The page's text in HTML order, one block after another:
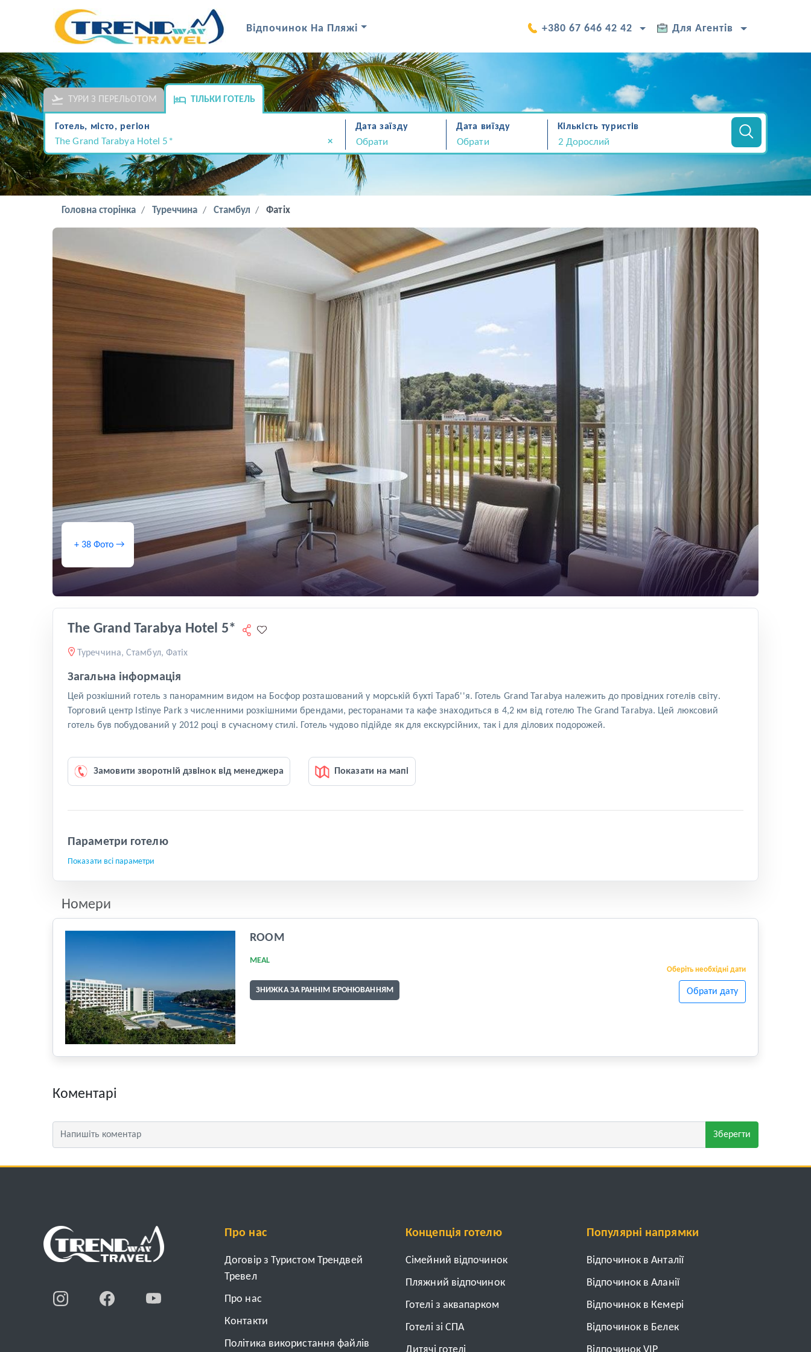
Відпочинок На Пляжі +380 67 646 42 42 Для Агентів
ТУРИ З ПЕРЕЛЬОТОМ ТІЛЬКИ ГОТЕЛЬ
Готель, місто, регіон
×
The Grand Tarabya Hotel 5*
Дата заїзду Дата виїзду Кількість туристів
Головна сторінка Туреччина Стамбул Фатіх
+ 38 Фото →
The Grand Tarabya Hotel 5*
Туреччина, Стамбул, Фатіх
Загальна інформація
Цей розкішний готель з панорамним видом на Босфор розташований у морській бухті Тараб''я. Готель Grand Tarabya належить до провідних готелів світу.
Торговий центр Istinye Park з численними розкішними брендами, ресторанами та кафе знаходиться в 4,2 км від готелю The Grand Tarabya. Цей люксовий
готель був побудований у 2012 році в сучасному стилі. Готель чудово підійде як для екскурсійних, так і для ділових подорожей.
Замовити зворотній дзвінок від менеджера Показати на мапі
Параметри готелю
Показати всі параметри
Номери
ROOM
MEAL
ЗНИЖКА ЗА РАННІМ БРОНЮВАННЯМ
Оберіть необхідні дати
Обрати дату
Коментарі
Зберегти
Про нас
Договір з Туристом Трендвей
Тревел
Про нас
Контакти
Політика використання файлів
Концепція готелю
Cімейний відпочинок
Пляжний відпочинок
Готелі з аквапарком
Готелі зі СПА
Популярні напрямки
Відпочинок в Анталії
Відпочинок в Аланії
Відпочинок в Кемері
Відпочинок в Белек